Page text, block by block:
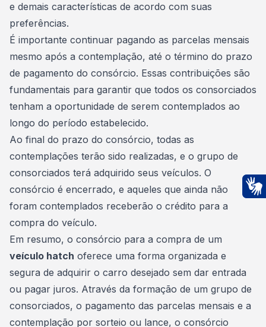
e demais características de acordo com suas
preferências.
É importante continuar pagando as parcelas mensais
mesmo após a contemplação, até o término do prazo
de pagamento do consórcio. Essas contribuições são
fundamentais para garantir que todos os consorciados
tenham a oportunidade de serem contemplados ao
longo do período estabelecido.
Ao final do prazo do consórcio, todas as
contemplações terão sido realizadas, e o grupo de
consorciados terá adquirido seus veículos. O
consórcio é encerrado, e aqueles que ainda não
foram contemplados receberão o crédito para a
compra do veículo.
Em resumo, o consórcio para a compra de um
veículo hatch oferece uma forma organizada e
segura de adquirir o carro desejado sem dar entrada
ou pagar juros. Através da formação de um grupo de
consorciados, o pagamento das parcelas mensais e a
contemplação por sorteio ou lance, o consórcio